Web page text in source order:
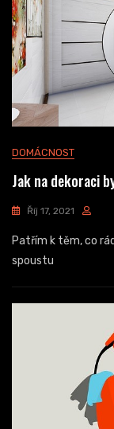
DOMÁCNOST
Jak na dekoraci
Říj 17, 2021
Patřím k těm, co
spoustu